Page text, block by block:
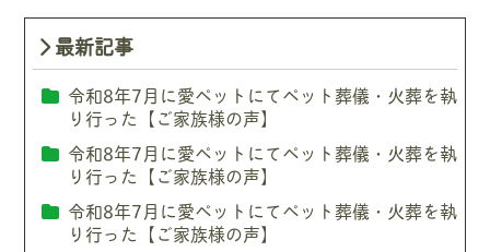
最新記事
令和8年7月に愛ペットにてペット葬儀・火葬を執
り行った【ご家族様の声】
令和8年7月に愛ペットにてペット葬儀・火葬を執
り行った【ご家族様の声】
令和8年7月に愛ペットにてペット葬儀・火葬を執
り行った【ご家族様の声】